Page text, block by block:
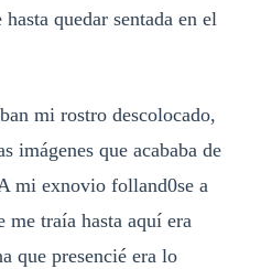
quedar sentada en el
mi rostro descolocado,
imágenes que acababa de
mi exnovio folland0se a
me traía hasta aquí era
que presencié era lo